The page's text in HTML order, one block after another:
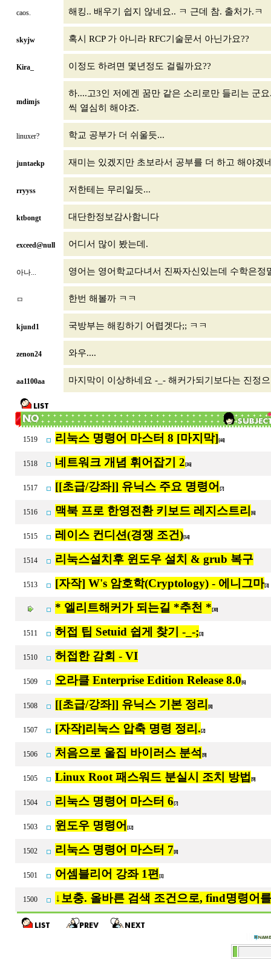
caos. 해킹.. 배우기 쉽지 않네요.. ㅋ 근데 참. 출처가.ㅋ
skyjw 혹시 RCP 가 아니라 RFC기술문서 아닌가요??
Kira_ 이정도 하려면 몇년정도 걸릴까요??
mdimjs
하....고3인 저에겐 꿈만 같은 소리로만 들리는 군
씩 열심히 해야죠.
linuxer? 학교 공부가 더 쉬울듯...
juntaekp 재미는 있겠지만 초보라서 공부를 더 하고 해야겠
rryyss 저한테는 무리일듯...
ktbongt 대단한정보감사함니다
exceed@null 어디서 많이 봤는데.
아나... 영어는 영어학교다녀서 진짜자신있는데 수학은정
ㅁ 한번 해볼까 ㅋㅋ
kjund1 국방부는 해킹하기 어렵겟다;; ㅋㅋ
zenon24 와우....
aa1100aa 마지막이 이상하네요 -_- 해커가되기보다는 진정
1519 리눅스 명령어 마스터 8 [마지막] [44]
1518 네트워크 개념 휘어잡기 2 [16]
1517 [[초급/강좌]] 유닉스 주요 명령어 [7]
1516 맥북 프로 한영전환 키보드 레지스트리 [6]
1515 레이스 컨디션(경쟁 조건)[14]
1514 리눅스설치후 윈도우 설치 & grub 복구
1513 [자작] W's 암호학(Cryptology) - 에니그마[3]
* 엘리트해커가 되는길 *추천 * [30]
1511 허접 팁 Setuid 쉽게 찾기 -_-; [3]
1510 허접한 감회 - VI
1509 오라클 Enterprise Edition Release 8.0 [6]
1508 [[초급/강좌]] 유닉스 기본 정리 [8]
1507 [자작]리눅스 압축 명령 정리. [2]
1506 처음으로 울집 바이러스 분석 [9]
1505 Linux Root 패스워드 분실시 조치 방법 [9]
1504 리눅스 명령어 마스터 6 [7]
1503 윈도우 명령어 [12]
1502 리눅스 명령어 마스터 7 [8]
1501 어셈블리어 강좌 1편 [1]
1500 ↓보충. 올바른 검색 조건으로, find명령어